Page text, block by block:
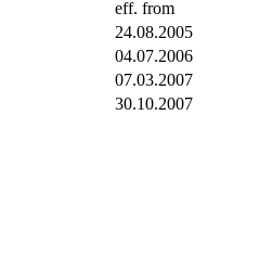
eff. from
24.08.2005
04.07.2006
07.03.2007
30.10.2007